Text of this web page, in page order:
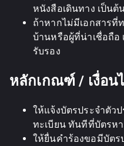
หนังสือเดินทาง เป็นต้
ถ้าหากไม่มีเอกสารที่
บ้านหรือผู้ที่น่าเชื่อถือ
รับรอง
หลักเกณฑ์ / เงื่อน
ให้แจ้งบัตรประจำตัว
ทะเบียน ทันทีที่บัตรห
ให้ยื่นคำร้องขอมีบัตร